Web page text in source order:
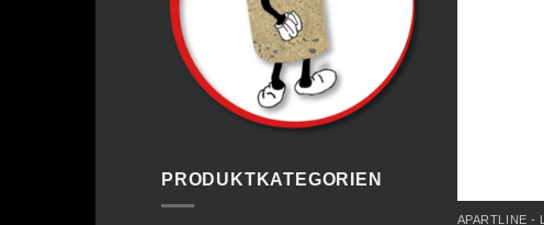
PRODUKTKATEGORIEN
APARTLINE -